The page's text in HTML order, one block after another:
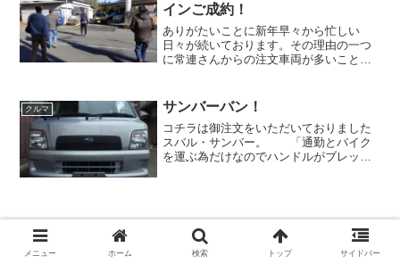
インご成約！
ありがたいことに新年早々から忙しい
日々が続いております。その理由の一つ
に常連さんからの注文車両が多いことが
ではなかなか難しいですからね。いつも
皆様ありがとうございま...
クルマ サンバーバン！
コチラは御注文をいただいておりました
スバル・サンバー。 「通勤とバイク
を運ぶ為だけなのでハンドルがブレッブ
メニュー ホーム 検索 トップ サイドバー